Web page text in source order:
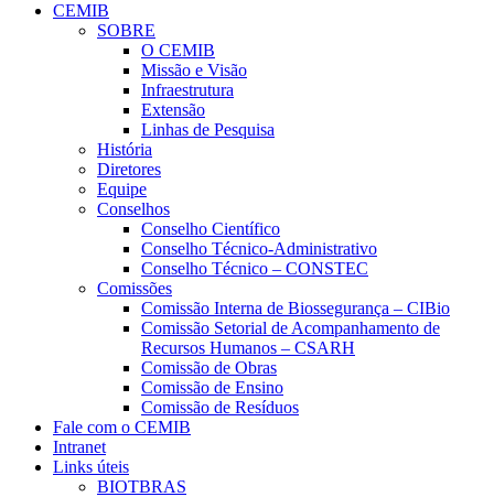
CEMIB
SOBRE
O CEMIB
Missão e Visão
Infraestrutura
Extensão
Linhas de Pesquisa
História
Diretores
Equipe
Conselhos
Conselho Científico
Conselho Técnico-Administrativo
Conselho Técnico – CONSTEC
Comissões
Comissão Interna de Biossegurança – CIBio
Comissão Setorial de Acompanhamento de
Recursos Humanos – CSARH
Comissão de Obras
Comissão de Ensino
Comissão de Resíduos
Fale com o CEMIB
Intranet
Links úteis
BIOTBRAS